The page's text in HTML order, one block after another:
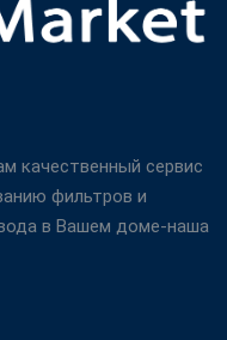
качественный сервис
фильтров и
в Вашем доме-наша